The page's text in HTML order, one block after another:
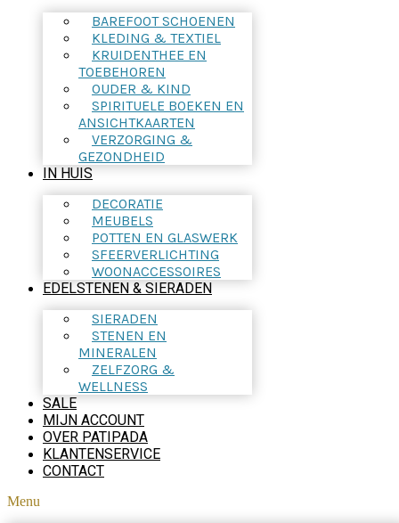
BAREFOOT SCHOENEN
KLEDING & TEXTIEL
KRUIDENTHEE EN
TOEBEHOREN
OUDER & KIND
SPIRITUELE BOEKEN EN
ANSICHTKAARTEN
VERZORGING &
GEZONDHEID
IN HUIS
DECORATIE
MEUBELS
POTTEN EN GLASWERK
SFEERVERLICHTING
WOONACCESSOIRES
EDELSTENEN & SIERADEN
SIERADEN
STENEN EN
MINERALEN
ZELFZORG &
WELLNESS
SALE
MIJN ACCOUNT
OVER PATIPADA
KLANTENSERVICE
CONTACT
Menu